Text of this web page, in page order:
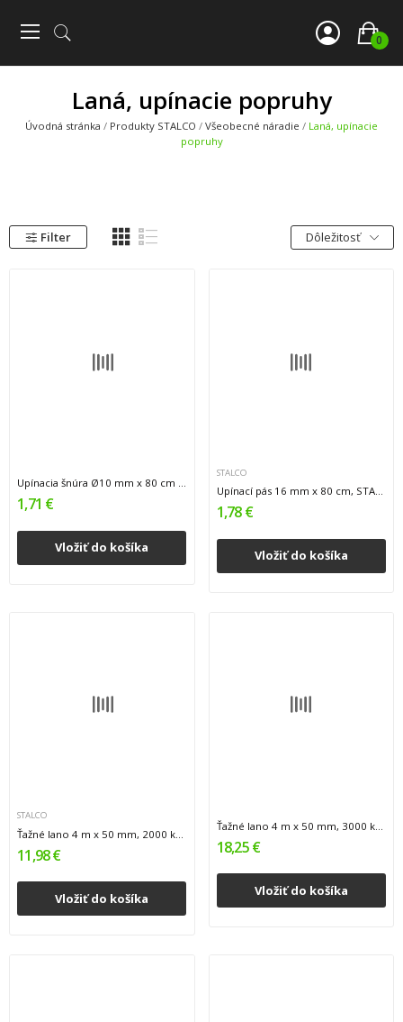
0
Laná, upínacie popruhy
Úvodná stránka Produkty STALCO Všeobecné náradie
Laná, upínacie
popruhy
Filter Dôležitosť
Upínacia šnúra Ø10 mm x 80 cm 1/100
1,71 €
Vložiť do košíka
STALCO
Upínací pás 16 mm x 80 cm, STALCO
1,78 €
Vložiť do košíka
STALCO
11,98 €
Vložiť do košíka
Ťažné lano 4 m x 50 mm, 3000 kg 1/20
18,25 €
Vložiť do košíka